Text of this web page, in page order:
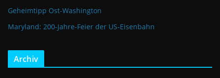
Geheimtipp Ost-Washington
Maryland: 200-Jahre-Feier der US-Eisenbahn
Archiv